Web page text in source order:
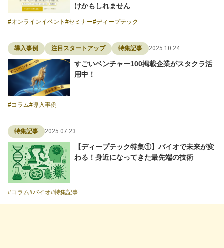
けかもしれません
オンラインイベント セミナー ディープテック
導入事例 注目スタートアップ 特集記事 2025.10.24
すごいベンチャー100掲載企業がスタクラ活
用中！
コラム 導入事例
特集記事 2025.07.23
【ディープテック特集①】バイオで未来が変
わる！身近になってきた最先端の技術
コラム バイオ 特集記事